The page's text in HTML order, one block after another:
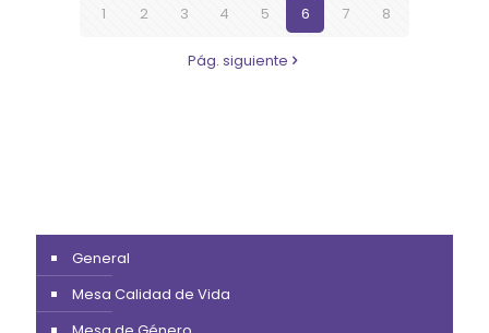
1 2 3 4 5 6 7 8
Pág. siguiente
General
Mesa Calidad de Vida